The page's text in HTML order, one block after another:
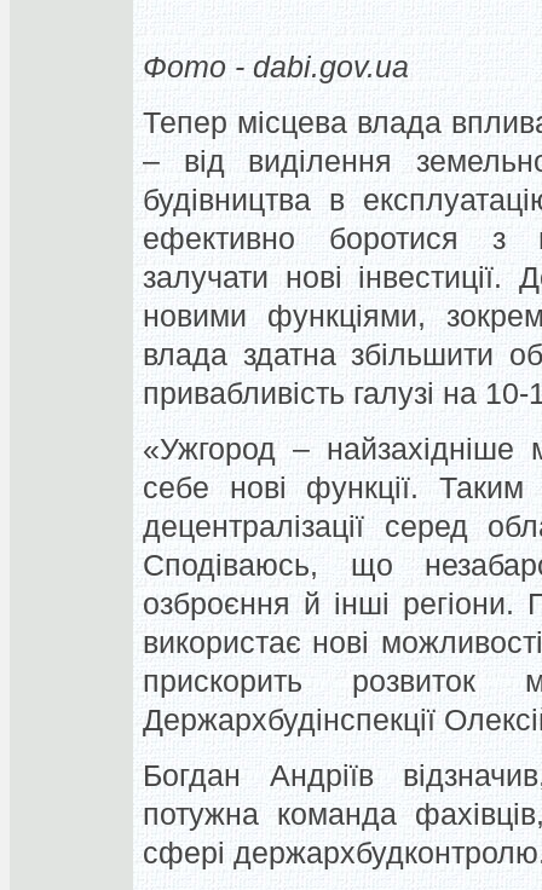
Фото - dabi.gov.ua
Тепер місцева влада
– від виділення
будівництва в
ефективно боротися з
залучати нові інвестиції.
новими функціями,
влада здатна збільшити
привабливість галузі на 10-
«Ужгород – найзахідніше
себе нові функції.
децентралізації серед
Сподіваюсь, що
озброєння й інші
використає нові
прискорить розвиток
Держархбудінспекції
Богдан Андріїв
потужна команда
сфері